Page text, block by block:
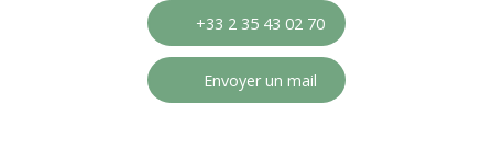
+33 2 35 43 02 70
Envoyer un mail